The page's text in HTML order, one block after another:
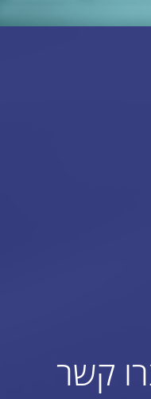
קשר